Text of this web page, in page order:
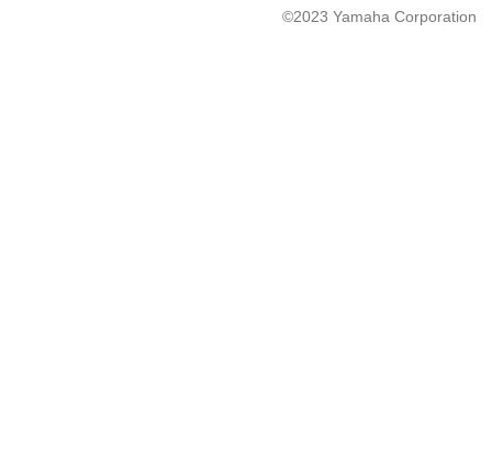
©2023 Yamaha Corporation